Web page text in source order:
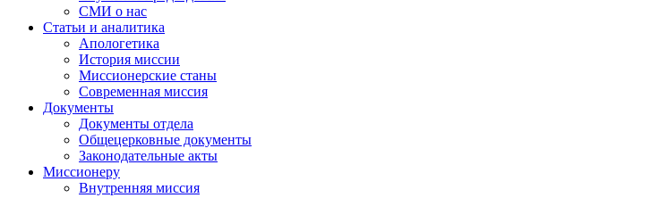
СМИ о нас
Статьи и аналитика
Апологетика
История миссии
Миссионерские станы
Современная миссия
Документы
Документы отдела
Общецерковные документы
Законодательные акты
Миссионеру
Внутренняя миссия